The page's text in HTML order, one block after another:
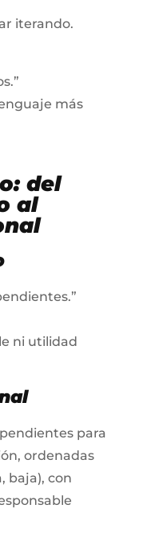
iterando.
más
del
al
ni utilidad
para
ordenadas
baja), con